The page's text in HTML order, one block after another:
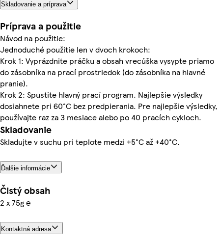
Skladovanie a príprava
Príprava a použitie
Návod na použitie:
Jednoduché použitie len v dvoch krokoch:
Krok 1: Vyprázdnite práčku a obsah vrecúška vysypte priamo
do zásobníka na prací prostriedok (do zásobníka na hlavné
pranie).
Krok 2: Spustite hlavný prací program. Najlepšie výsledky
dosiahnete pri 60°C bez predpierania. Pre najlepšie výsledky,
používajte raz za 3 mesiace alebo po 40 pracích cykloch.
Skladovanie
Skladujte v suchu pri teplote medzi +5°C až +40°C.
Ďalšie informácie
Čistý obsah
2 x 75g ℮
Kontaktná adresa